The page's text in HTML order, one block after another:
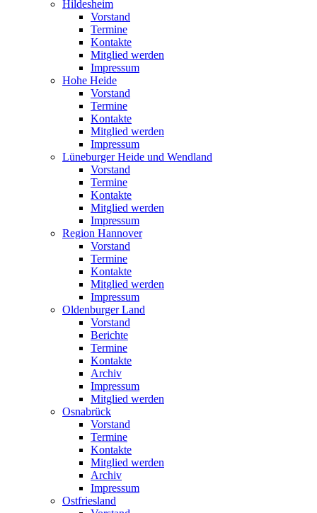
Hildesheim
Vorstand
Termine
Kontakte
Mitglied werden
Impressum
Hohe Heide
Vorstand
Termine
Kontakte
Mitglied werden
Impressum
Lüneburger Heide und Wendland
Vorstand
Termine
Kontakte
Mitglied werden
Impressum
Region Hannover
Vorstand
Termine
Kontakte
Mitglied werden
Impressum
Oldenburger Land
Vorstand
Berichte
Termine
Kontakte
Archiv
Impressum
Mitglied werden
Osnabrück
Vorstand
Termine
Kontakte
Mitglied werden
Archiv
Impressum
Ostfriesland